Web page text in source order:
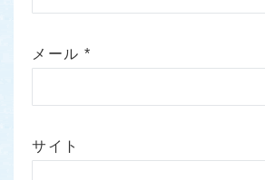
メール*
サイト